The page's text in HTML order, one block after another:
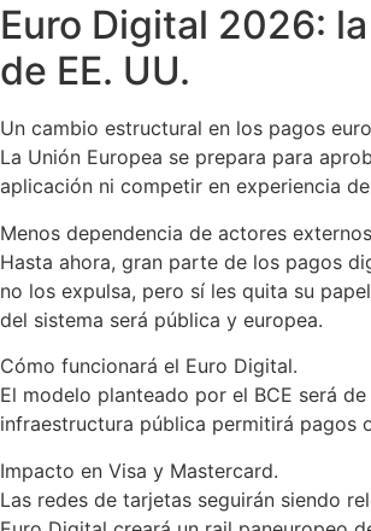
Euro Digital 2026:
de EE. UU.
Un cambio estructural en los pagos
La Unión Europea se prepara para
aplicación ni competir en experiencia
Menos dependencia de actores
Hasta ahora, gran parte de los pagos
no los expulsa, pero sí les quita su
del sistema será pública y europea.
Cómo funcionará el Euro Digital.
El modelo planteado por el BCE será
infraestructura pública permitirá pagos
Impacto en Visa y Mastercard.
Las redes de tarjetas seguirán siendo